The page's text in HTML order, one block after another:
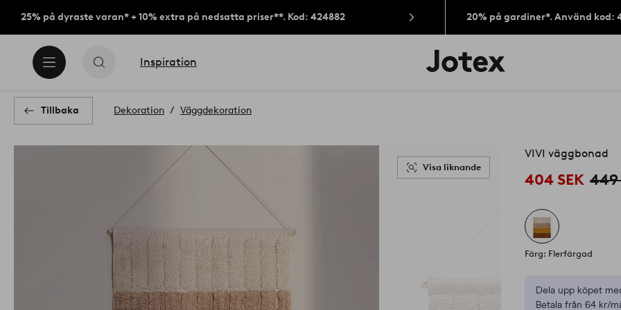
25% på dyraste varan* + 10% extra på nedsatta priser**. Kod: 424882 20% på gardiner*. Använd kod:
Inspiration
Jotex
logotyp
Tillbaka Dekoration Väggdekoration
Visa liknande
VIVI väggbonad
404 SEK 449
Färg: Flerfärgad
Dela upp köpet
Betala från 64 kr/